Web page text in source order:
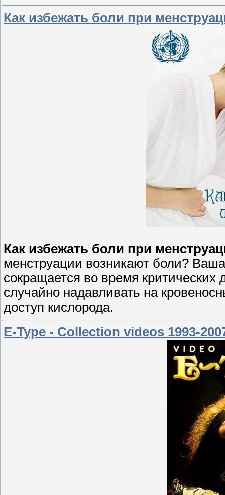
Как избежать боли при
Как избежать боли при
менструации возникают боли?
сокращается во время
случайно надавливать на
доступ кислорода.
E-Type - Collection videos 1993-